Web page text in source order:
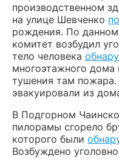
производственном
на улице Шевченко
рождения. По
комитет возбудил
тело человека
многоэтажного
тушения там
эвакуировали из
В Подгорном
пилорамы сгорело
которого были
Возбуждено